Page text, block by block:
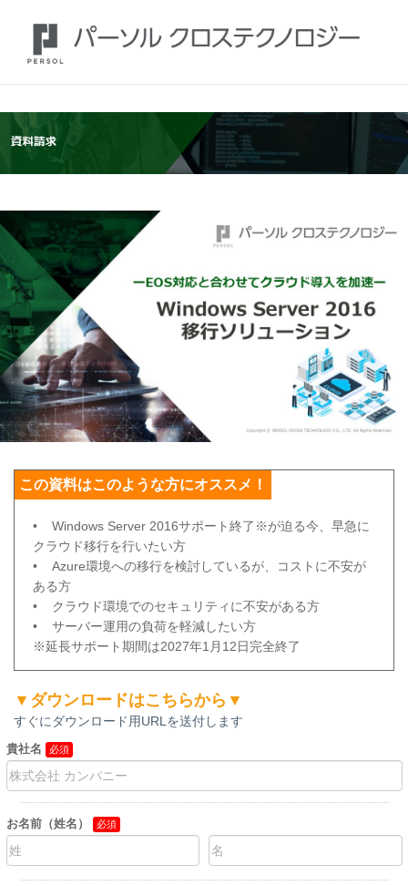
この資料はこのような方にオススメ！
• Windows Server 2016サポート終了※が迫る今、早急に
クラウド移行を行いたい方
• Azure環境への移行を検討しているが、コストに不安が
ある方
• クラウド環境でのセキュリティに不安がある方
• サーバー運用の負荷を軽減したい方
※延長サポート期間は2027年1月12日完全終了
▼ダウンロードはこちらから▼
すぐにダウンロード用URLを送付します
貴社名
お名前（姓名）